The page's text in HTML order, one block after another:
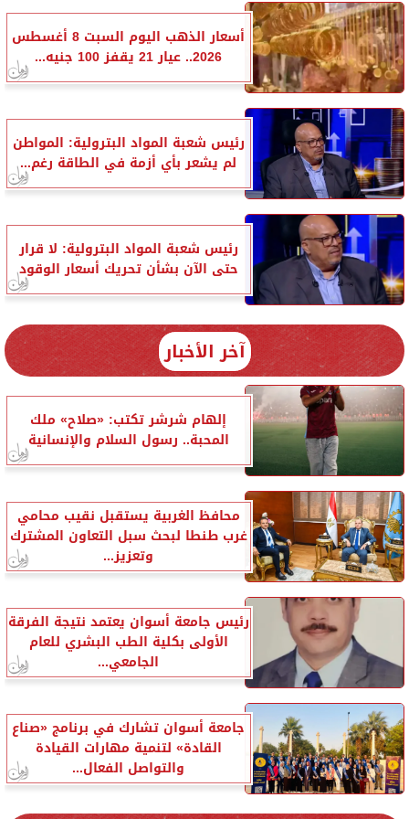
أسعار الذهب اليوم السبت 8 أغسطس
2026.. عيار 21 يقفز 100 جنيه...
رئيس شعبة المواد البترولية: المواطن
لم يشعر بأي أزمة في الطاقة رغم...
رئيس شعبة المواد البترولية: لا قرار
حتى الآن بشأن تحريك أسعار الوقود
آخر الأخبار
إلهام شرشر تكتب: «صلاح» ملك
المحبة.. رسول السلام والإنسانية
محافظ الغربية يستقبل نقيب محامي
غرب طنطا لبحث سبل التعاون المشترك
وتعزيز...
رئيس جامعة أسوان يعتمد نتيجة الفرقة
الأولى بكلية الطب البشري للعام
الجامعي...
جامعة أسوان تشارك في برنامج «صناع
القادة» لتنمية مهارات القيادة
والتواصل الفعال...